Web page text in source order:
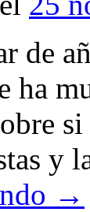
de
ha
y
→